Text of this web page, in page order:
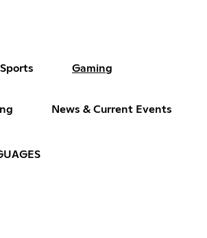
Sports Gaming
News & Current Events